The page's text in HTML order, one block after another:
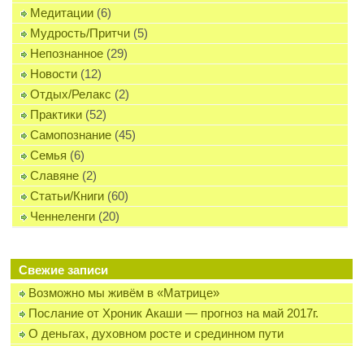
Медитации (6)
Мудрость/Притчи (5)
Непознанное (29)
Новости (12)
Отдых/Релакс (2)
Практики (52)
Самопознание (45)
Семья (6)
Славяне (2)
Статьи/Книги (60)
Ченнеленги (20)
Свежие записи
Возможно мы живём в «Матрице»
Послание от Хроник Акаши — прогноз на май 2017г.
О деньгах, духовном росте и срединном пути